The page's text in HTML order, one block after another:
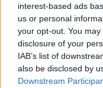
interest-based ads
us or personal
your opt-out. You
disclosure of your
IAB’s list of
also be disclosed by
Downstream
Πλούσιο